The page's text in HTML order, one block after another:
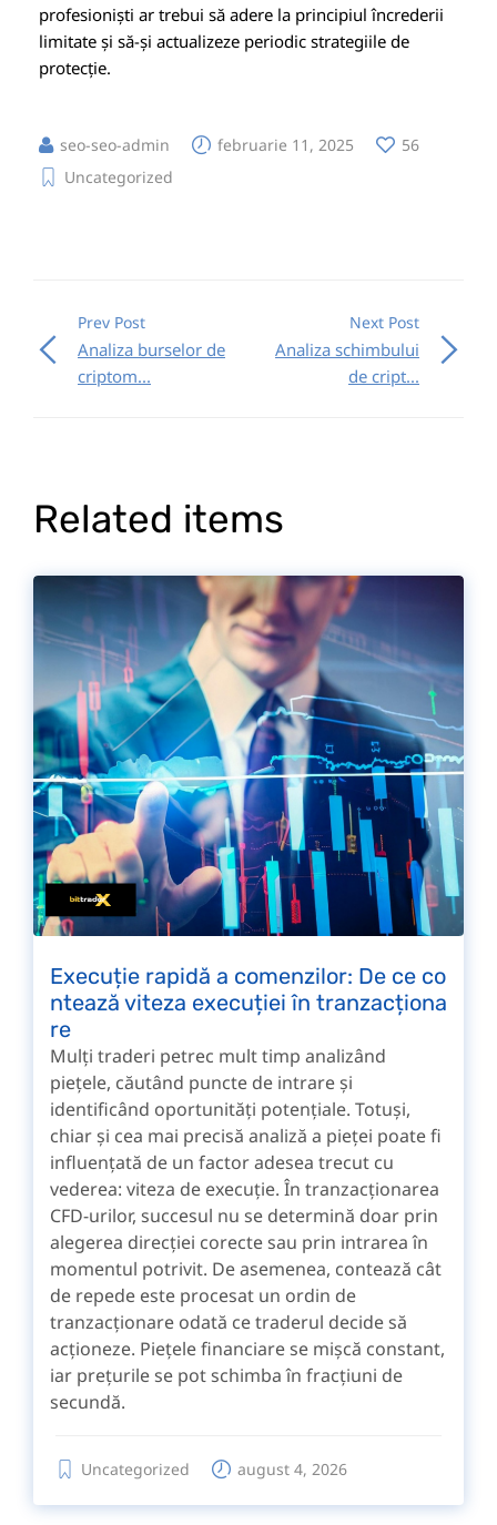
profesioniști ar trebui să adere la principiul încrederii
limitate și să-și actualizeze periodic strategiile de
protecție.
seo-seo-admin februarie 11, 2025
56
Uncategorized
Prev Post
Analiza burselor de
criptom...
Next Post
Analiza schimbului
de cript...
Related items
Execuție rapidă a comenzilor: De ce co
ntează viteza execuției în tranzacționa
re
Mulți traderi petrec mult timp analizând
piețele, căutând puncte de intrare și
identificând oportunități potențiale. Totuși,
chiar și cea mai precisă analiză a pieței poate fi
influențată de un factor adesea trecut cu
vederea: viteza de execuție. În tranzacționarea
CFD-urilor, succesul nu se determină doar prin
alegerea direcției corecte sau prin intrarea în
momentul potrivit. De asemenea, contează cât
de repede este procesat un ordin de
tranzacționare odată ce traderul decide să
acționeze. Piețele financiare se mișcă constant,
iar prețurile se pot schimba în fracțiuni de
secundă.
Uncategorized august 4, 2026